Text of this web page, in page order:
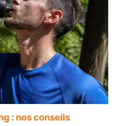
: nos conseils